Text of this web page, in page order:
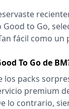
to Go,
fácil como un
To Go de
packs
premium
lo contrario,